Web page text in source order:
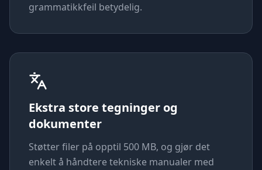
grammatikkfeil betydelig.
Ekstra store tegninger og
dokumenter
Støtter filer på opptil 500 MB, og gjør det
enkelt å håndtere tekniske manualer med